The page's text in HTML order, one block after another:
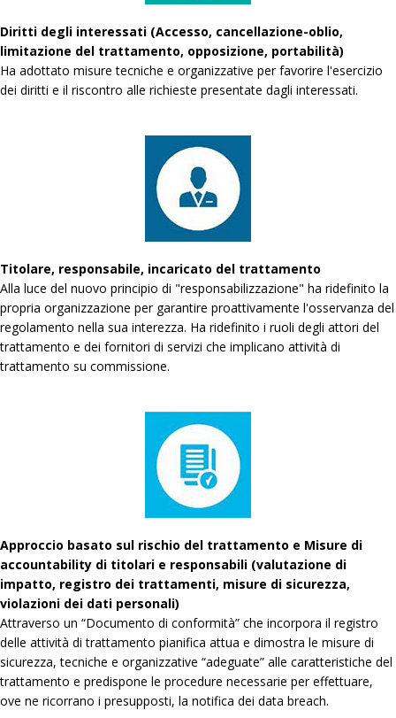
Diritti degli interessati (Accesso, cancellazione-oblio,
limitazione del trattamento, opposizione, portabilità)
Ha adottato misure tecniche e organizzative per favorire l'esercizio
dei diritti e il riscontro alle richieste presentate dagli interessati.
Titolare, responsabile, incaricato del trattamento
Alla luce del nuovo principio di "responsabilizzazione" ha ridefinito la
propria organizzazione per garantire proattivamente l'osservanza del
regolamento nella sua interezza. Ha ridefinito i ruoli degli attori del
trattamento e dei fornitori di servizi che implicano attività di
trattamento su commissione.
Approccio basato sul rischio del trattamento e Misure di
accountability di titolari e responsabili (valutazione di
impatto, registro dei trattamenti, misure di sicurezza,
violazioni dei dati personali)
Attraverso un “Documento di conformità” che incorpora il registro
delle attività di trattamento pianifica attua e dimostra le misure di
sicurezza, tecniche e organizzative “adeguate” alle caratteristiche del
trattamento e predispone le procedure necessarie per effettuare,
ove ne ricorrano i presupposti, la notifica dei data breach.